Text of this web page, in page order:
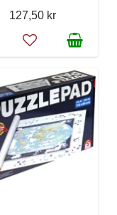
127,50 kr